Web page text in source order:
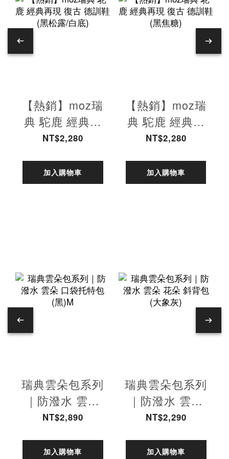
【熱銷】moz瑞
典 駝鹿 經典再
現 復古 德訓鞋
NT$2,280
加入購物車
【熱銷】moz瑞
典 駝鹿 經典再
現 復古 德訓鞋
NT$2,280
加入購物車
瑞典雲朵包系列
｜防潑水 雲朵
口袋托特包
NT$2,890
加入購物車
瑞典雲朵包系列
｜防潑水 雲朵
花朵 斜背包(大
NT$2,290
加入購物車